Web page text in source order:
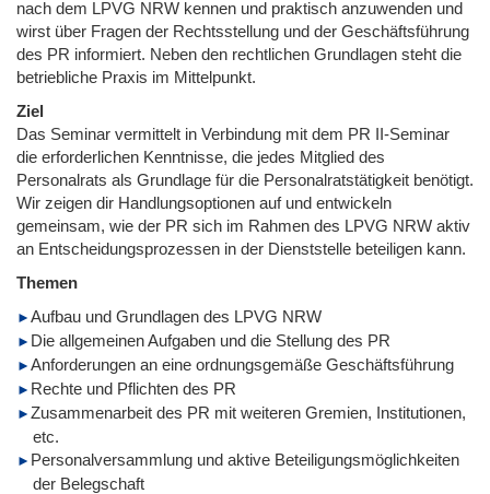
nach dem LPVG NRW kennen und praktisch anzuwenden und
wirst über Fragen der Rechtsstellung und der Geschäftsführung
des PR informiert. Neben den rechtlichen Grundlagen steht die
betriebliche Praxis im Mittelpunkt.
Ziel
Das Seminar vermittelt in Verbindung mit dem PR II-Seminar
die erforderlichen Kenntnisse, die jedes Mitglied des
Personalrats als Grundlage für die Personalratstätigkeit benötigt.
Wir zeigen dir Handlungsoptionen auf und entwickeln
gemeinsam, wie der PR sich im Rahmen des LPVG NRW aktiv
an Entscheidungsprozessen in der Dienststelle beteiligen kann.
Themen
Aufbau und Grundlagen des LPVG NRW
Die allgemeinen Aufgaben und die Stellung des PR
Anforderungen an eine ordnungsgemäße Geschäftsführung
Rechte und Pflichten des PR
Zusammenarbeit des PR mit weiteren Gremien, Institutionen,
etc.
Personalversammlung und aktive Beteiligungsmöglichkeiten
der Belegschaft